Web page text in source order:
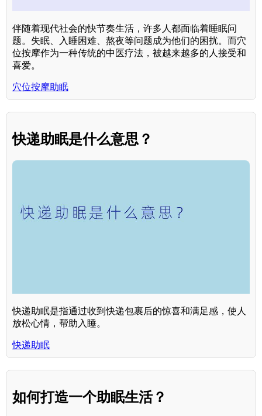
伴随着现代社会的快节奏生活，许多人都面临着睡眠问
题。失眠、入睡困难、熬夜等问题成为他们的困扰。而穴
位按摩作为一种传统的中医疗法，被越来越多的人接受和
喜爱。
穴位按摩助眠
快递助眠是什么意思？
快递助眠是指通过收到快递包裹后的惊喜和满足感，使人
放松心情，帮助入睡。
快递助眠
如何打造一个助眠生活？